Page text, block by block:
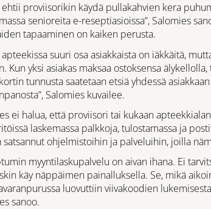
ehtii proviisorikin käydä pullakahvien kera
senioreita e-reseptiasioissa”, Salomies
tapaaminen on kaiken perusta.
suuri osa asiakkaista on iäkkäitä,
Kun yksi asiakas maksaa ostoksensa
tunnusta saatetaan etsiä yhdessä
Salomies kuvailee.
ei halua, että proviisori tai kukaan
laskemassa palkkoja, tulostamassa ja
satsannut ohjelmistoihin ja palveluihin, joilla
myyntilaskupalvelu on aivan ihana. Ei
käy näppäimen painalluksella. Se, mikä
luovuttiin viivakoodien
sanoo.